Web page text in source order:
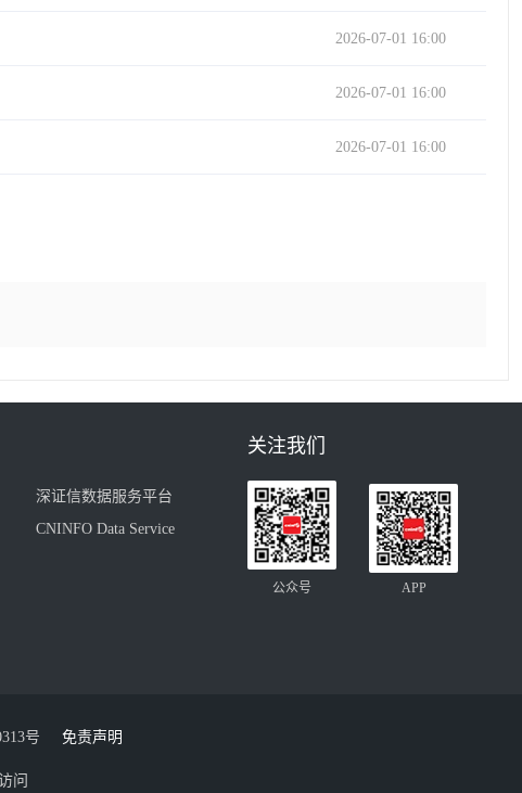
2026-07-01 16:00
2026-07-01 16:00
2026-07-01 16:00
深证信数据服务平台
CNINFO Data Service
关注我们
公众号 APP
号 免责声明
问